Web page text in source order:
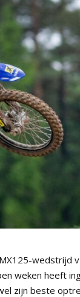
wedstrijd
weken heeft
zijn beste